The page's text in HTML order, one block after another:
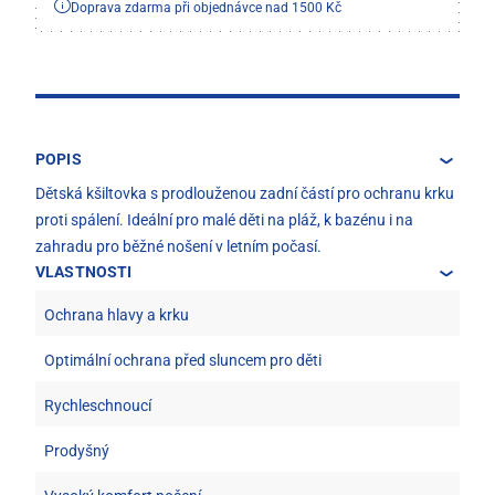
Doprava zdarma při objednávce nad 1500 Kč
POPIS
Dětská kšiltovka s prodlouženou zadní částí pro ochranu krku
proti spálení. Ideální pro malé děti na pláž, k bazénu i na
zahradu pro běžné nošení v letním počasí.
VLASTNOSTI
Ochrana hlavy a krku
Optimální ochrana před sluncem pro děti
Rychleschnoucí
Prodyšný